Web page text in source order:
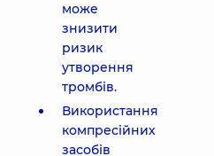
може
знизити
ризик
утворення
тромбів.
Використання
компресійних
засобів